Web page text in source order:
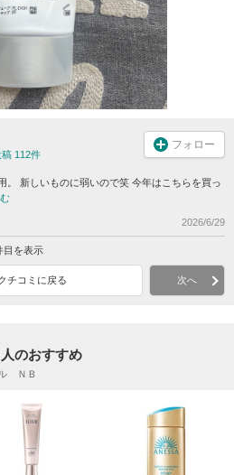
112件
フォロー
。 新しいものに弱いので笑 今年はこちらを買っ
2026/6/29
目を表示
チコミに戻る 次へ
のおすすめ
ＮＢ